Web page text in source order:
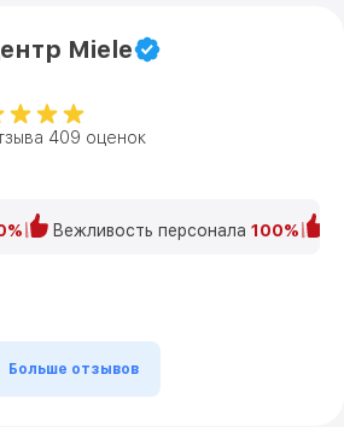
Miele
409 оценок
Вежливость персонала 100%
Больше отзывов